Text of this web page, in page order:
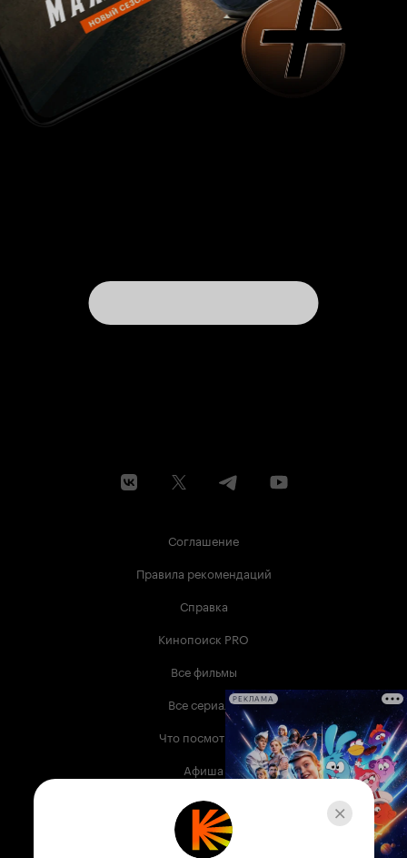
Соглашение
Правила рекомендаций
Справка
Кинопоиск PRO
Все фильмы
Все сериалы
Что посмотреть
Афиша
Музыка
Телепрограмма
РЕКЛАМА